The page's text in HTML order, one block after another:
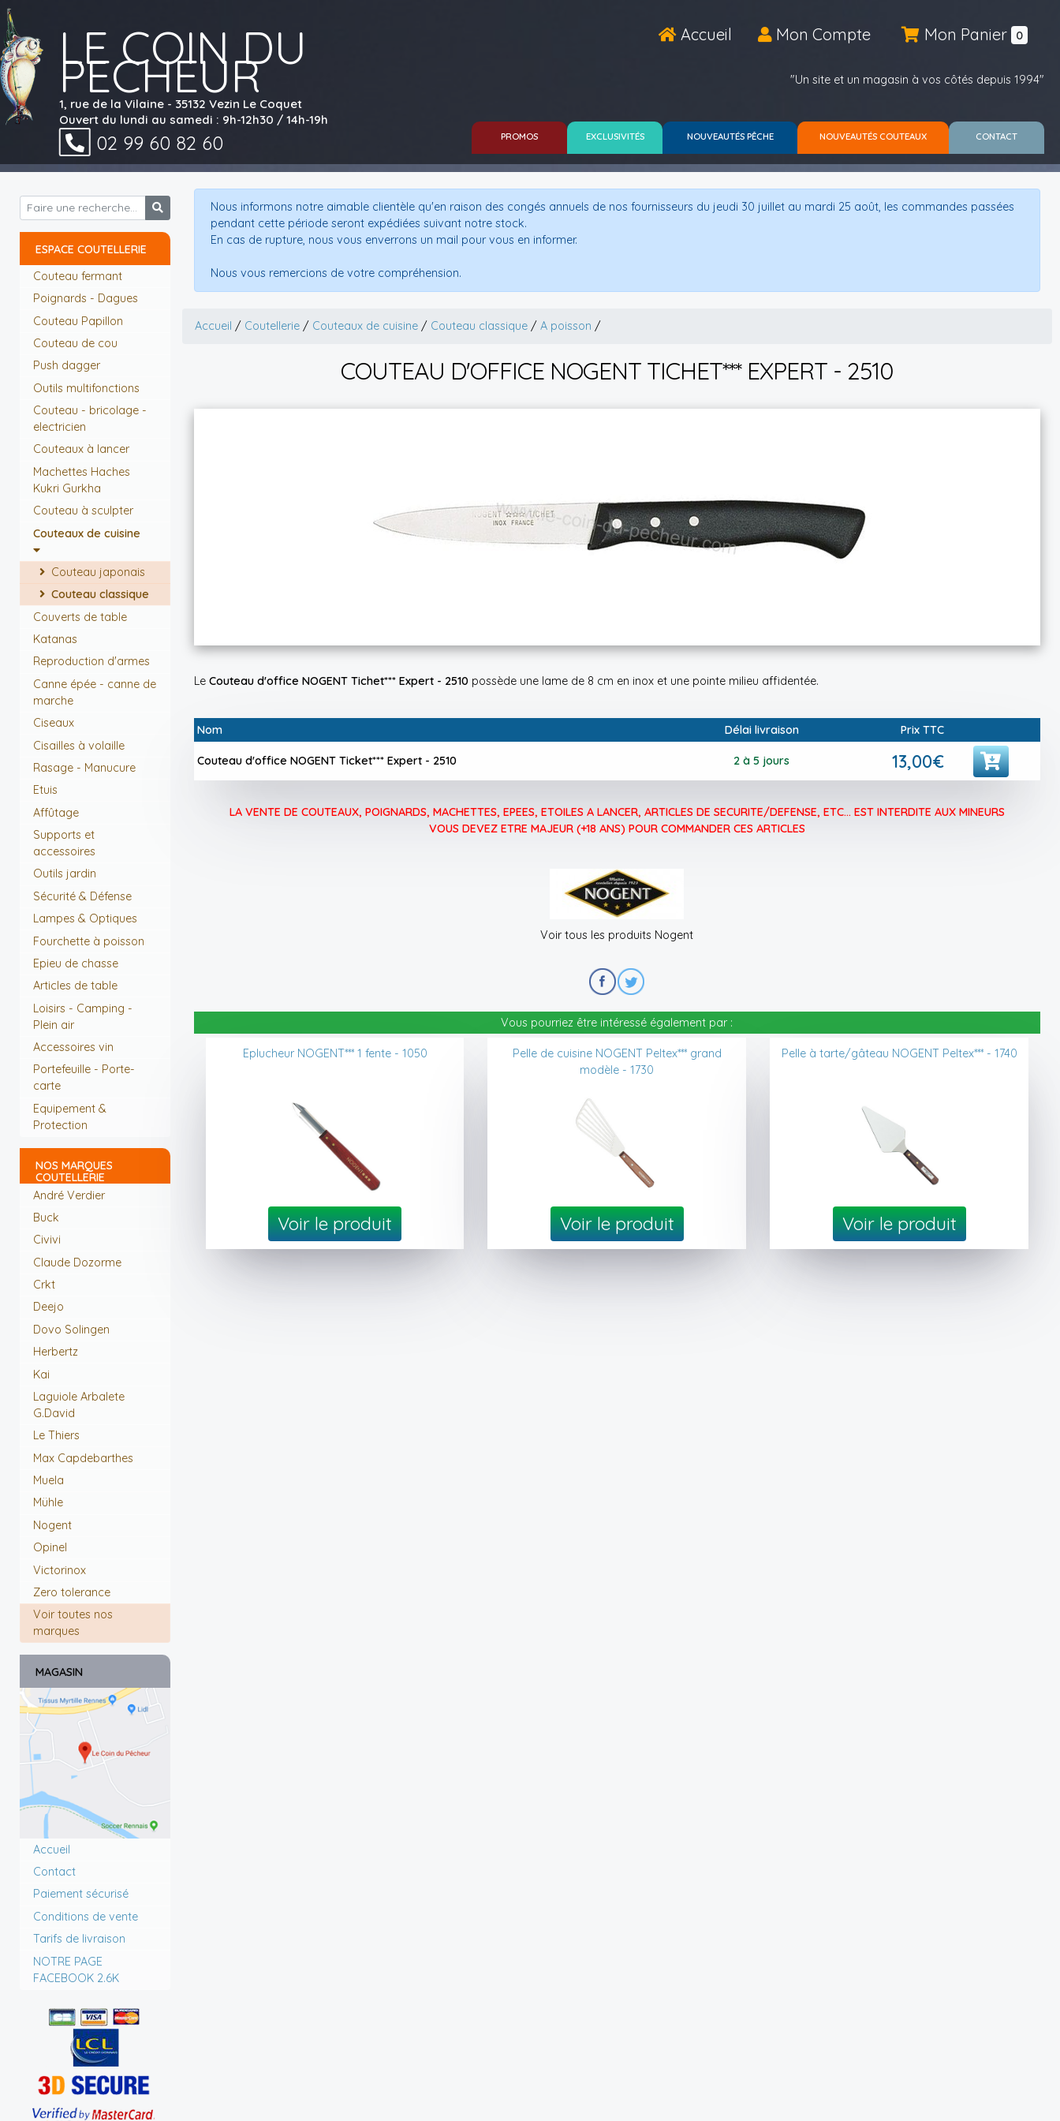
LE COIN DU
PECHEUR
1, rue de la Vilaine - 35132 Vezin Le Coquet
Ouvert du lundi au samedi : 9h-12h30 / 14h-19h
02 99 60 82 60
Accueil Mon Compte Mon Panier 0
"Un site et un magasin à vos côtés depuis 1994"
PROMOS EXCLUSIVITÉS NOUVEAUTÉS PÊCHE NOUVEAUTÉS COUTEAUX CONTACT
ESPACE COUTELLERIE
Couteau fermant
Poignards - Dagues
Couteau Papillon
Couteau de cou
Push dagger
Outils multifonctions
Couteau - bricolage -
electricien
Couteaux à lancer
Machettes Haches
Kukri Gurkha
Couteau à sculpter
Couteaux de cuisine
Couteau japonais
Couteau classique
Couverts de table
Katanas
Reproduction d'armes
Canne épée - canne de
marche
Ciseaux
Cisailles à volaille
Rasage - Manucure
Etuis
Affûtage
Supports et
accessoires
Outils jardin
Sécurité & Défense
Lampes & Optiques
Fourchette à poisson
Epieu de chasse
Articles de table
Loisirs - Camping -
Plein air
Accessoires vin
Portefeuille - Porte-
carte
Equipement &
Protection
NOS MARQUES
COUTELLERIE
André Verdier
Buck
Civivi
Claude Dozorme
Crkt
Deejo
Dovo Solingen
Herbertz
Kai
Laguiole Arbalete
G.David
Le Thiers
Max Capdebarthes
Muela
Mühle
Nogent
Opinel
Victorinox
Zero tolerance
Voir toutes nos
marques
MAGASIN
Accueil
Contact
Paiement sécurisé
Conditions de vente
Tarifs de livraison
NOTRE PAGE
FACEBOOK 2.6K
Nous informons notre aimable clientèle qu'en raison des congés annuels de nos fournisseurs du jeudi 30 juillet au mardi 25 août, les commandes passées
pendant cette période seront expédiées suivant notre stock.
En cas de rupture, nous vous enverrons un mail pour vous en informer.
Nous vous remercions de votre compréhension.
Accueil / Coutellerie/ Couteaux de cuisine/ Couteau classique/ A poisson /
COUTEAU D'OFFICE NOGENT TICHET*** EXPERT - 2510
Le Couteau d'office NOGENT Tichet*** Expert - 2510 possède une lame de 8 cm en inox et une pointe milieu affidentée.
Nom Délai livraison Prix TTC
Couteau d'office NOGENT Ticket*** Expert - 2510 2 à 5 jours 13,00€
LA VENTE DE COUTEAUX, POIGNARDS, MACHETTES, EPEES, ETOILES A LANCER, ARTICLES DE SECURITE/DEFENSE, ETC... EST INTERDITE AUX MINEURS
VOUS DEVEZ ETRE MAJEUR (+18 ANS) POUR COMMANDER CES ARTICLES
Voir tous les produits Nogent
Vous pourriez être intéressé également par :
Eplucheur NOGENT*** 1 fente - 1050
Voir le produit
Pelle de cuisine NOGENT Peltex*** grand
modèle - 1730
Voir le produit
Pelle à tarte/gâteau NOGENT Peltex*** - 1740
Voir le produit